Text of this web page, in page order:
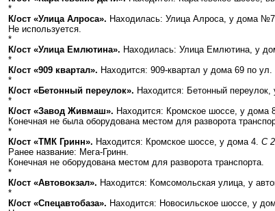
*
К/ост «Улица Алроса». Находилась: Улица Алроса, у дома
Не используется.
*
К/ост «Улица Емлютина». Находилась: Улица Емлютина, у
*
К/ост «909 квартал». Находится: 909-квартал у дома 69 по
*
К/ост «Бетонный переулок». Находится: Бетонный переулок,
*
К/ост «Завод Живмаш». Находится: Кромское шоссе, у дома
Конечная не была оборудована местом для разворота
*
К/ост «ТМК Гринн». Находится: Кромское шоссе, у дома 4. С
Ранее название: Мега-Гринн.
Конечная не оборудована местом для разворота транспорта.
*
К/ост «Автовокзал». Находится: Комсомольская улица, у
*
К/ост «Спецавтобаза». Находится: Новосильское шоссе, у